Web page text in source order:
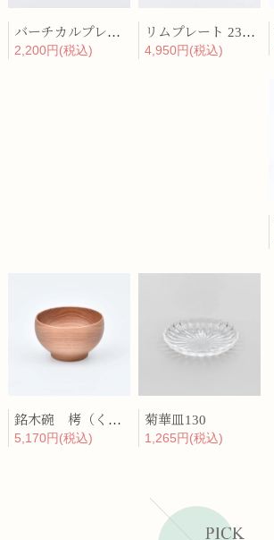
バーチカルプレート 15cm 化粧土
2,200円(税込)
リムプレート 23cm 呉須散
4,950円(税込)
銘木碗 栲（くるみ）
5,170円(税込)
菊華皿130
1,265円(税込)